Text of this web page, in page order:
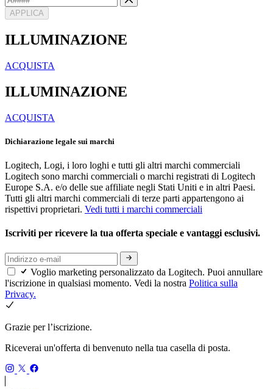
APPLICA
ILLUMINAZIONE
ACQUISTA
ILLUMINAZIONE
ACQUISTA
Dichiarazione legale sui marchi
Logitech, Logi, i loro loghi e tutti gli altri marchi commerciali
Logitech sono marchi commerciali o marchi registrati di Logitech
Europe S.A. e/o delle sue affiliate negli Stati Uniti e in altri Paesi.
Tutti gli altri marchi commerciali di terze parti appartengono ai
rispettivi proprietari. Vedi tutti i marchi commerciali
Iscriviti per ricevere la tua offerta speciale e vantaggi esclusivi.
Voglio marketing personalizzato da Logitech. Puoi annullare
l'iscrizione in qualsiasi momento. Vedi la nostra Politica sulla
Privacy.
Grazie per l’iscrizione.
Riceverai un'offerta di benvenuto nella tua casella di posta.